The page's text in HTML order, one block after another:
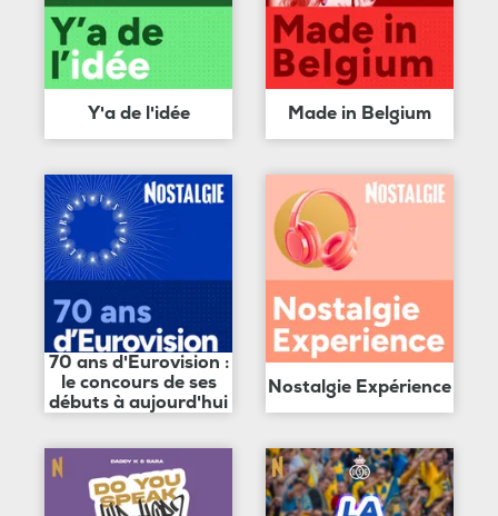
Y'a de l'idée Made in Belgium
70 ans d'Eurovision :
le concours de ses
débuts à aujourd'hui
Nostalgie Expérience